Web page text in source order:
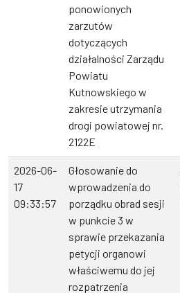
ponowionych
zarzutów
dotyczących
działalności Zarządu
Powiatu
Kutnowskiego w
zakresie utrzymania
drogi powiatowej nr.
2122E
2026-06-
17
09:33:57
Głosowanie do
wprowadzenia do
porządku obrad sesji
w punkcie 3 w
sprawie przekazania
petycji organowi
właściwemu do jej
rozpatrzenia